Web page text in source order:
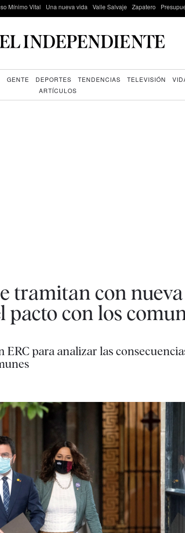
Mínimo Vital Una nueva vida Valle Salvaje Zapatero
GENTE DEPORTES TENDENCIAS TELEVISIÓN
ARTÍCULOS
tramitan con
pacto con los
para analizar las